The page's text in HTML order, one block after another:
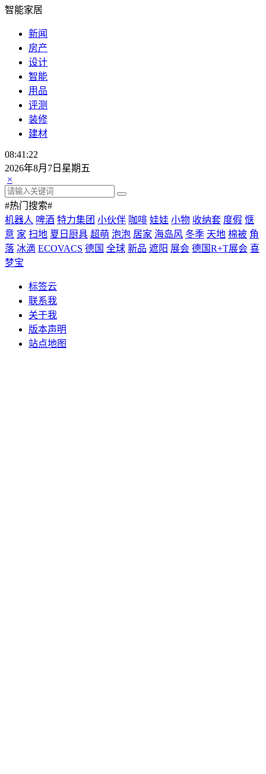
智能家居
新闻
房产
设计
智能
用品
评测
装修
建材
08:41:24
2026年8月7日星期五
×
#热门搜索#
机器人 啤酒 特力集团 小伙伴 咖啡 娃娃 小物 收纳套 度假 惬
意 家 扫地 夏日厨具 超萌 泡泡 居家 海岛风 冬季 天地 棉被 角
落 冰滴 ECOVACS 德国 全球 新品 遮阳 展会 德国R+T展会 喜
梦宝
标签云
联系我
关于我
版本声明
站点地图